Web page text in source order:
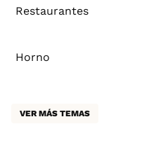
Restaurantes
Horno
VER MÁS TEMAS